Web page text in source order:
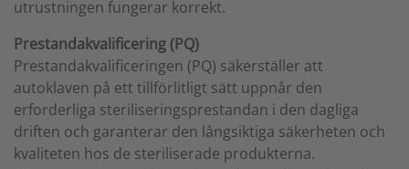
utrustningen fungerar korrekt.
Prestandakvalificering (PQ)
Prestandakvalificeringen (PQ) säkerställer att
autoklaven på ett tillförlitligt sätt uppnår den
erforderliga steriliseringsprestandan i den dagliga
driften och garanterar den långsiktiga säkerheten och
kvaliteten hos de steriliserade produkterna.